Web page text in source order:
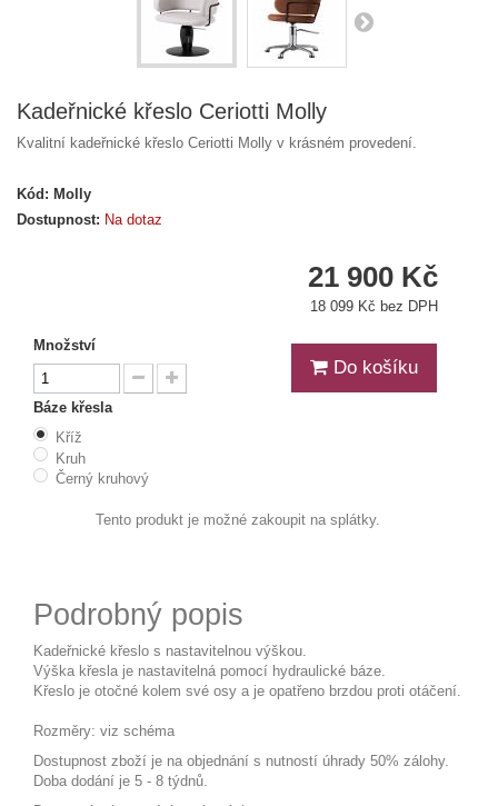
Kadeřnické křeslo Ceriotti Molly
Kvalitní kadeřnické křeslo Ceriotti Molly v krásném provedení.
Kód: Molly
Dostupnost: Na dotaz
21 900 Kč
18 099 Kč bez DPH
Množství
Báze křesla
Kříž
Kruh
Černý kruhový
Do košíku
Tento produkt je možné zakoupit na splátky.
Podrobný popis
Kadeřnické křeslo s nastavitelnou výškou.
Výška křesla je nastavitelná pomocí hydraulické báze.
Křeslo je otočné kolem své osy a je opatřeno brzdou proti otáčení.
Rozměry: viz schéma
Dostupnost zboží je na objednání s nutností úhrady 50% zálohy.
Doba dodání je 5 - 8 týdnů.